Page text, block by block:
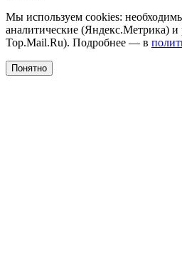
Мы используем cookies:
аналитические (Яндекс.Метрика)
Top.Mail.Ru). Подробнее — в
Понятно